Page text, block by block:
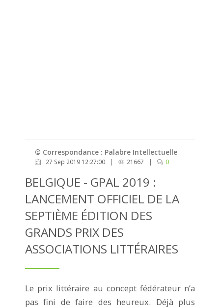
© Correspondance : Palabre Intellectuelle
27 Sep 2019 12:27:00 | 21667 | 0
BELGIQUE - GPAL 2019 :
LANCEMENT OFFICIEL DE LA
SEPTIÈME ÉDITION DES
GRANDS PRIX DES
ASSOCIATIONS LITTÉRAIRES
Le prix littéraire au concept fédérateur n’a
pas fini de faire des heureux. Déjà plus